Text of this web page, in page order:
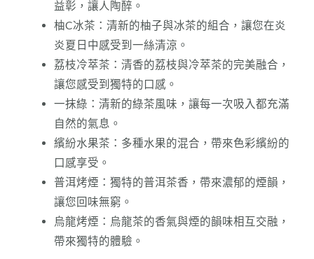
益彰，讓人陶醉。
柚C冰茶：清新的柚子與冰茶的組合，讓您在炎
炎夏日中感受到一絲清涼。
荔枝冷萃茶：清香的荔枝與冷萃茶的完美融合，
讓您感受到獨特的口感。
一抹綠：清新的綠茶風味，讓每一次吸入都充滿
自然的氣息。
繽紛水果茶：多種水果的混合，帶來色彩繽紛的
口感享受。
普洱烤煙：獨特的普洱茶香，帶來濃郁的煙韻，
讓您回味無窮。
烏龍烤煙：烏龍茶的香氣與煙的韻味相互交融，
帶來獨特的體驗。